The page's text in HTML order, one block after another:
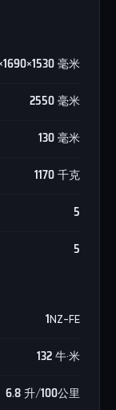
毫米
2550 毫米
130 毫米
1170 千克
5
5
1NZ-FE
132 牛·米
6.8 升/100公里